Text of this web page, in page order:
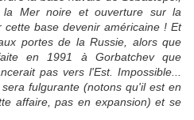
la Mer noire et ouverture sur la
cette base devenir américaine ! Et
portes de la Russie, alors que
en 1991 à Gorbatchev que
pas vers l'Est. Impossible...
fulgurante (notons qu'il est en
affaire, pas en expansion) et se